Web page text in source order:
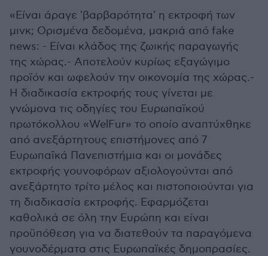
«Είναι άραγε 'βαρβαρότητα' η εκτροφή των
μινκ; Ορισμένα δεδομένα, μακριά από fake
news: - Είναι κλάδος της ζωικής παραγωγής
της χώρας.- Αποτελούν κυρίως εξαγώγιμο
προϊόν και ωφελούν την οικονομία της χώρας.-
Η διαδικασία εκτροφής τους γίνεται με
γνώμονα τις οδηγίες του Ευρωπαϊκού
πρωτόκολλου «WelFur» το οποίο αναπτύχθηκε
από ανεξάρτητους επιστήμονες από 7
Ευρωπαϊκά Πανεπιστήμια και οι μονάδες
εκτροφής γουνοφόρων αξιολογούνται από
ανεξάρτητο τρίτο μέλος και πιστοποιούνται για
τη διαδικασία εκτροφής. Εφαρμόζεται
καθολικά σε όλη την Ευρώπη και είναι
προϋπόθεση για να διατεθούν τα παραγόμενα
γουνοδέρματα στις Ευρωπαϊκές δημοπρασίες.